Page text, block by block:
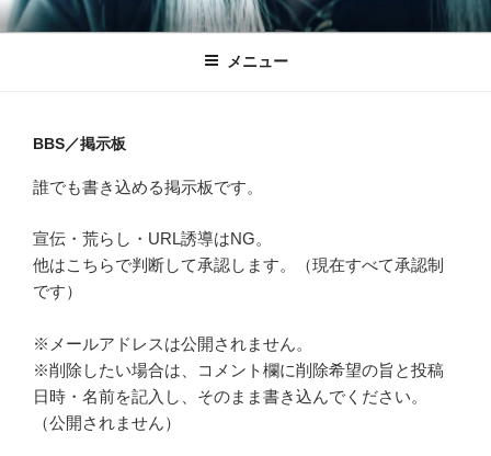
コ
ン
AZALE OFFICIAL WEBSITE
メニュー
BBS／掲示板
誰でも書き込める掲示板です。
宣伝・荒らし・URL誘導はNG。
他はこちらで判断して承認します。（現在すべて承認制
です）
※メールアドレスは公開されません。
※削除したい場合は、コメント欄に削除希望の旨と投稿
日時・名前を記入し、そのまま書き込んでください。
（公開されません）